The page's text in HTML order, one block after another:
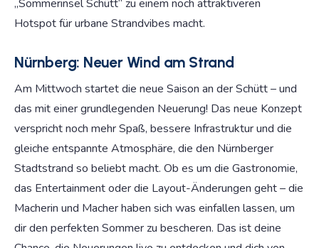
„Sommerinsel Schütt“ zu einem noch attraktiveren
Hotspot für urbane Strandvibes macht.
Nürnberg: Neuer Wind am Strand
Am Mittwoch startet die neue Saison an der Schütt – und
das mit einer grundlegenden Neuerung! Das neue Konzept
verspricht noch mehr Spaß, bessere Infrastruktur und die
gleiche entspannte Atmosphäre, die den Nürnberger
Stadtstrand so beliebt macht. Ob es um die Gastronomie,
das Entertainment oder die Layout-Änderungen geht – die
Macherin und Macher haben sich was einfallen lassen, um
dir den perfekten Sommer zu bescheren. Das ist deine